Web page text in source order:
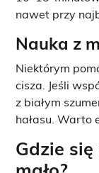
nawet przy
Nauka z
Niektórym
cisza. Jeśli
z białym
hałasu. Warto
Gdzie